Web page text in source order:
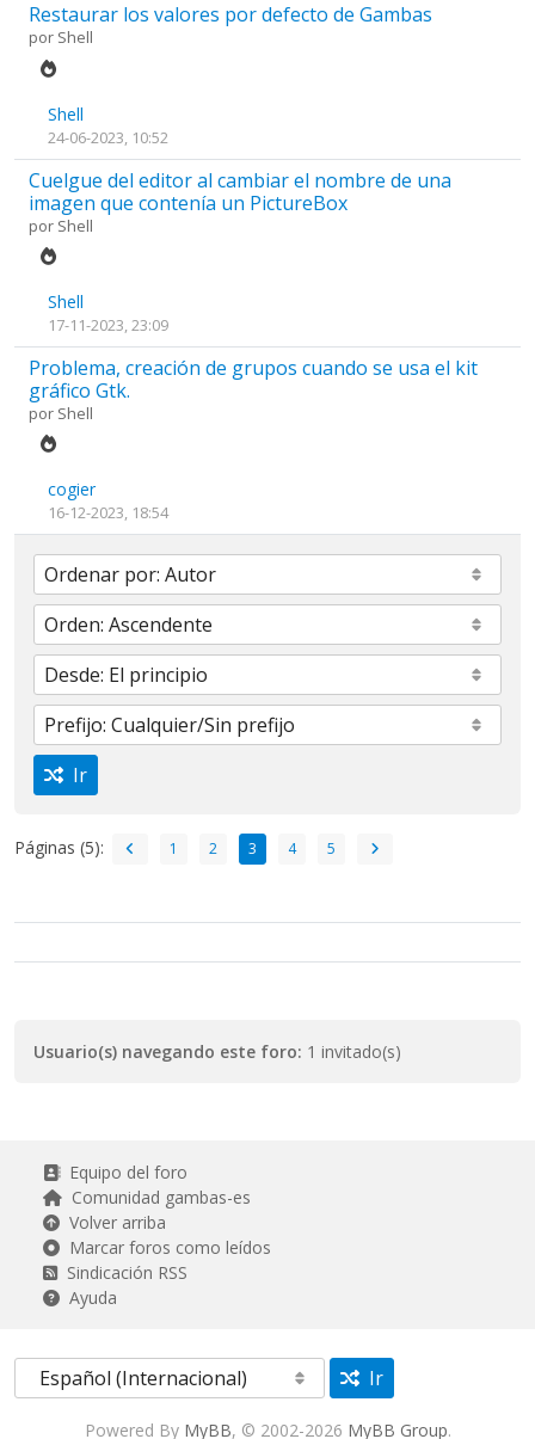
Restaurar los valores por defecto de Gambas
por Shell
Shell
24-06-2023, 10:52
Cuelgue del editor al cambiar el nombre de una
imagen que contenía un PictureBox
por Shell
Shell
17-11-2023, 23:09
Problema, creación de grupos cuando se usa el kit
gráfico Gtk.
por Shell
cogier
16-12-2023, 18:54
Ir
Páginas (5): 1 2 3 4 5
Usuario(s) navegando este foro: 1 invitado(s)
Equipo del foro
Comunidad gambas-es
Volver arriba
Marcar foros como leídos
Sindicación RSS
Ayuda
Ir
Powered By MyBB, © 2002-2026 MyBB Group.